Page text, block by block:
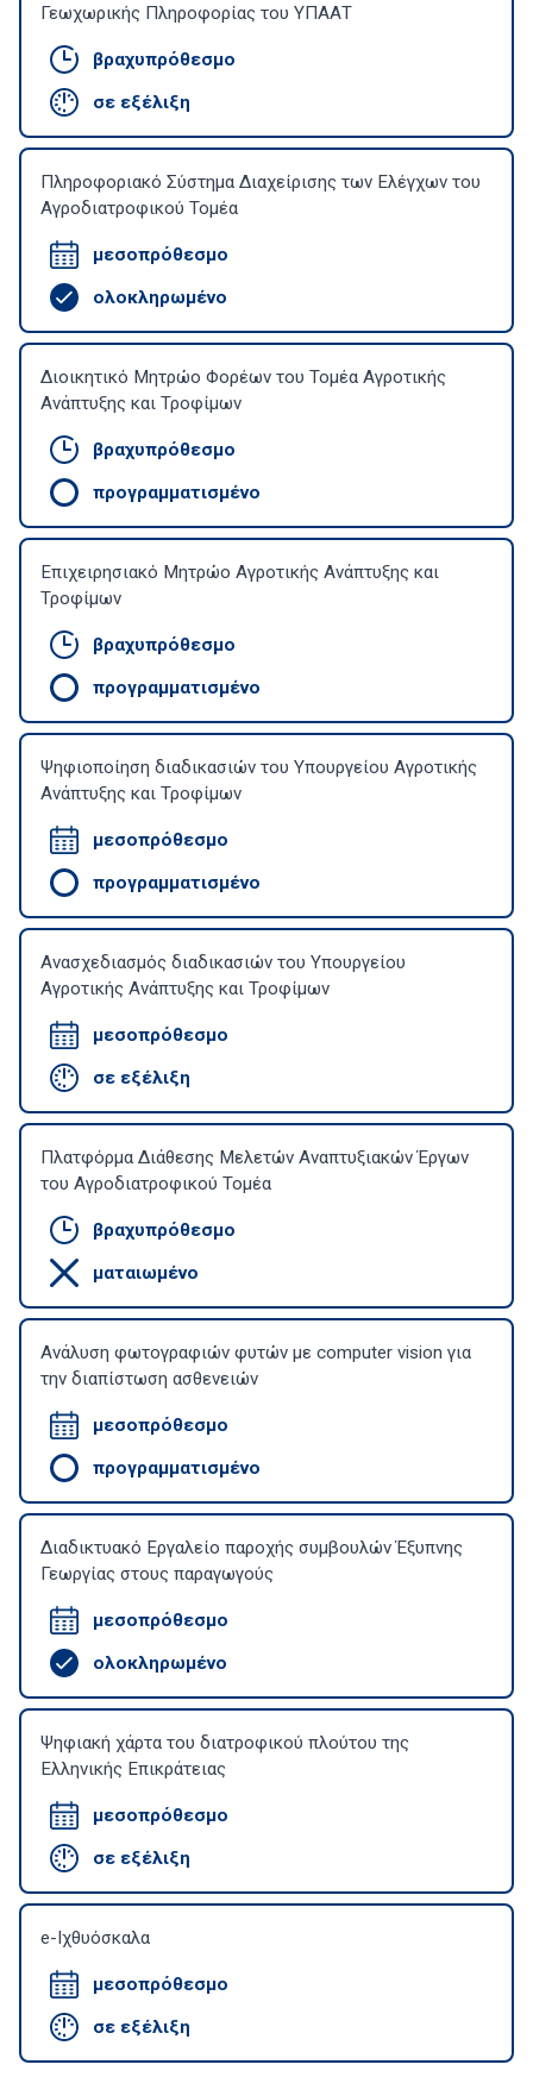
Γεωχωρικής Πληροφορίας του ΥΠΑΑΤ
βραχυπρόθεσμο
σε εξέλιξη
Πληροφοριακό Σύστημα Διαχείρισης των Ελέγχων του
Αγροδιατροφικού Τομέα
μεσοπρόθεσμο
ολοκληρωμένο
Διοικητικό Μητρώο Φορέων του Τομέα Αγροτικής
Ανάπτυξης και Τροφίμων
βραχυπρόθεσμο
προγραμματισμένο
Επιχειρησιακό Μητρώο Αγροτικής Ανάπτυξης και
Τροφίμων
βραχυπρόθεσμο
προγραμματισμένο
Ψηφιοποίηση διαδικασιών του Υπουργείου Αγροτικής
Ανάπτυξης και Τροφίμων
μεσοπρόθεσμο
προγραμματισμένο
Ανασχεδιασμός διαδικασιών του Υπουργείου
Αγροτικής Ανάπτυξης και Τροφίμων
μεσοπρόθεσμο
σε εξέλιξη
Πλατφόρμα Διάθεσης Μελετών Αναπτυξιακών Έργων
του Αγροδιατροφικού Τομέα
βραχυπρόθεσμο
ματαιωμένο
Ανάλυση φωτογραφιών φυτών με computer vision για
την διαπίστωση ασθενειών
μεσοπρόθεσμο
προγραμματισμένο
Διαδικτυακό Εργαλείο παροχής συμβουλών Έξυπνης
Γεωργίας στους παραγωγούς
μεσοπρόθεσμο
ολοκληρωμένο
Ψηφιακή χάρτα του διατροφικού πλούτου της
Ελληνικής Επικράτειας
μεσοπρόθεσμο
σε εξέλιξη
e-Ιχθυόσκαλα
μεσοπρόθεσμο
σε εξέλιξη